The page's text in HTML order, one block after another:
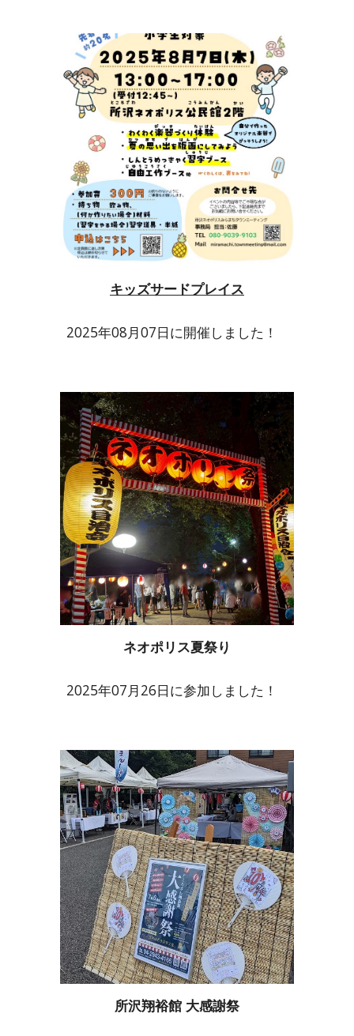
キッズサードプレイス
2025年08月07日に開催しました！
ネオポリス夏祭り
2025年07月26日に参加しました！
所沢翔裕館 大感謝祭